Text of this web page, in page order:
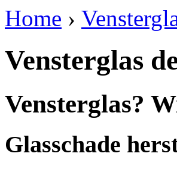
Home ›
Vensterglas
Vensterglas?
Glasschade